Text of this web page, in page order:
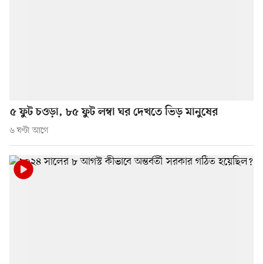
৫ ফুট চওড়া, ৮৫ ফুট লম্বা ঘর দেখতে ভিড় মানুষের
৬ ঘণ্টা আগে